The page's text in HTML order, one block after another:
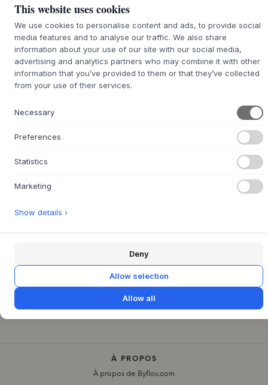
quotidienne sans dessécher la surface.
Nourrit et protège : Contient des composants qui
prolongent la durée de vie du linoléum.
Finition :Laisse la surface propre, uniforme et belle.
Qualité danoise :
nettoyage en profondeur des tables, étagères et autres
WB MANUFAKTUR
À PROPOS
À propos de Byflou.com
This website uses cookies
We use cookies to personalise content and ads, to provide social
media features and to analyse our traffic. We also share
information about your use of our site with our social media,
advertising and analytics partners who may combine it with other
information that you’ve provided to them or that they’ve collected
from your use of their services.
Necessary
Preferences
Statistics
Marketing
Show details ›
Deny
Allow selection
Allow all